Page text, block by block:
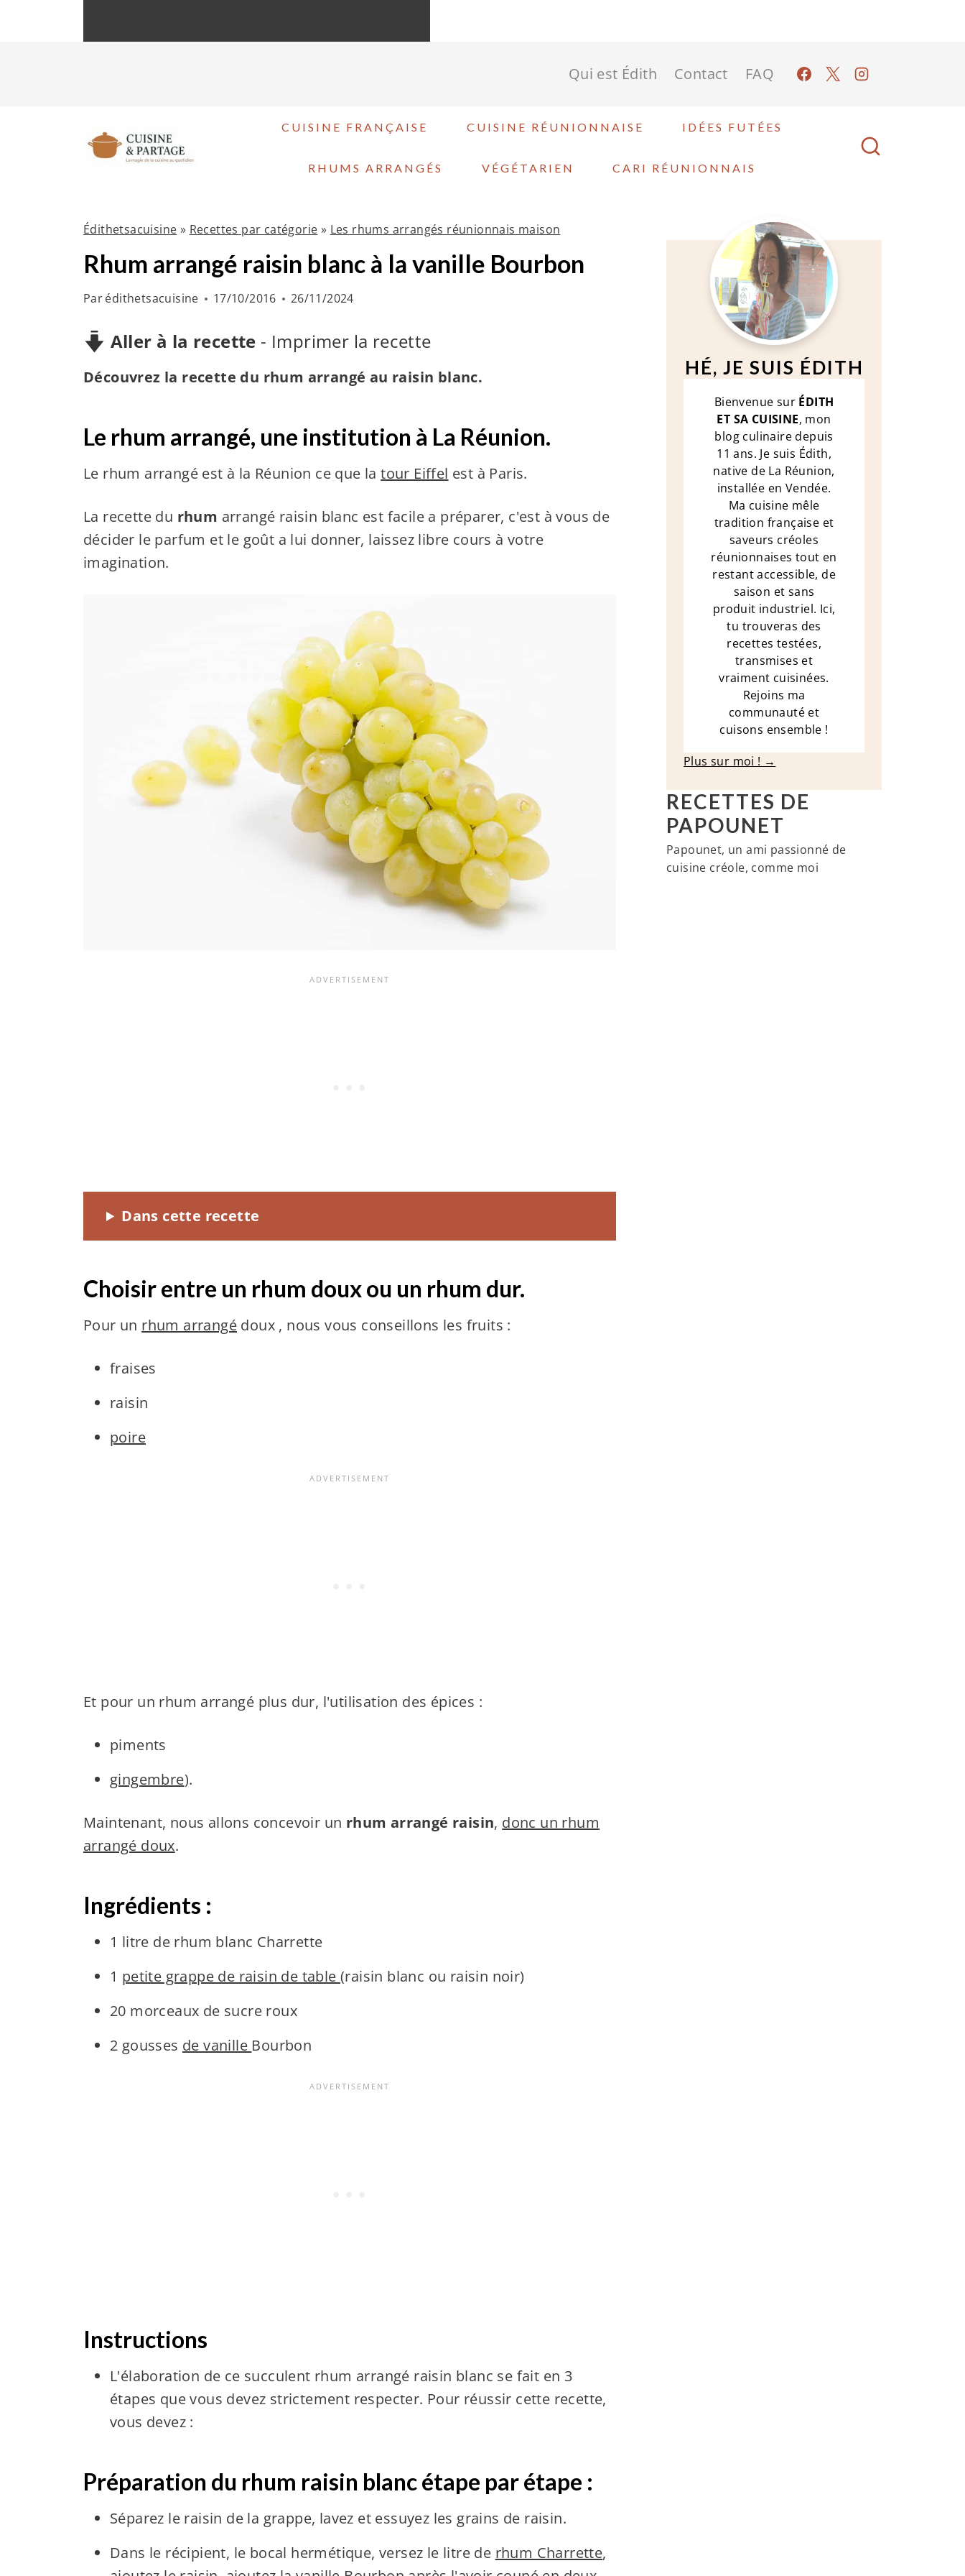
Qui est Édith Contact FAQ
CUISINE FRANÇAISE CUISINE RÉUNIONNAISE IDÉES FUTÉES
RHUMS ARRANGÉS VÉGÉTARIEN CARI RÉUNIONNAIS
Édithetsacuisine » Recettes par catégorie » Les rhums arrangés réunionnais maison
Rhum arrangé raisin blanc à la vanille Bourbon
Parédithetsacuisine 17/10/2016 26/11/2024
Aller à la recette - Imprimer la recette
Découvrez la recette du rhum arrangé au raisin blanc.
Le rhum arrangé, une institution à La Réunion.
Le rhum arrangé est à la Réunion ce que latour Eiffel est à Paris.
La recette du rhum arrangé raisin blanc est facile a préparer, c'est à vous de
décider le parfum et le goût a lui donner, laissez libre cours à votre
imagination.
Dans cette recette
Choisir entre un rhum doux ou un rhum dur.
Pour un rhum arrangédoux , nous vous conseillons les fruits :
fraises
raisin
poire
Et pour un rhum arrangé plus dur, l'utilisation des épices :
piments
gingembre).
Maintenant, nous allons concevoir un rhum arrangé raisin, donc un rhum
arrangé doux.
Ingrédients :
1 litre de rhum blanc Charrette
1 petite grappe de raisin de table (raisin blanc ou raisin noir)
20 morceaux de sucre roux
2 gousses de vanille Bourbon
Instructions
L'élaboration de ce succulent rhum arrangé raisin blanc se fait en 3
étapes que vous devez strictement respecter. Pour réussir cette recette,
vous devez :
Préparation du rhum raisin blanc étape par étape :
Séparez le raisin de la grappe, lavez et essuyez les grains de raisin.
Dans le récipient, le bocal hermétique, versez le litre de rhum Charrette,
HÉ, JE SUIS ÉDITH
Bienvenue sur ÉDITH
ET SA CUISINE, mon
blog culinaire depuis
11 ans. Je suis Édith,
native de La Réunion,
installée en Vendée.
Ma cuisine mêle
tradition française et
saveurs créoles
réunionnaises tout en
restant accessible, de
saison et sans
produit industriel. Ici,
tu trouveras des
recettes testées,
transmises et
vraiment cuisinées.
Rejoins ma
communauté et
cuisons ensemble !
Plus sur moi ! →
RECETTES DE
PAPOUNET
Papounet, un ami passionné de
cuisine créole, comme moi